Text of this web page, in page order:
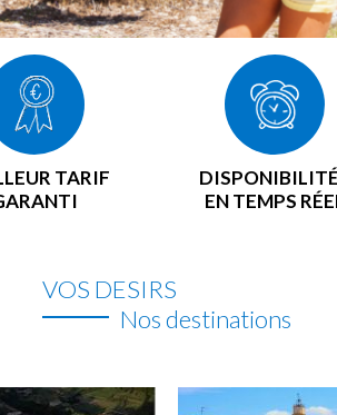
TARIF
EN TEMPS
VOS DESIRS
Nos destinations